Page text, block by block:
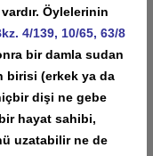
Öylelerinin
4/139, 10/65, 63/8
bir damla sudan
birisi (erkek ya da
dişi ne gebe
hayat sahibi,
uzatabilir ne de